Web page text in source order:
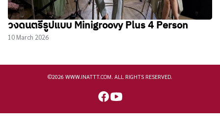
วงดนตรีรูปแบบ Minigroovy Plus 4 Person
10 March 2026
©2026 WWW.INATTT.COM. ALL RIGHTS RESERVED.